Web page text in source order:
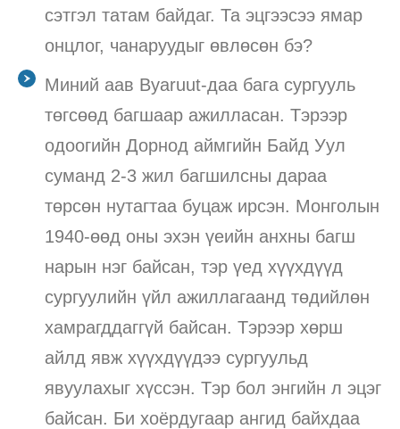
сэтгэл татам байдаг. Та эцгээсээ ямар
онцлог, чанаруудыг өвлөсөн бэ?
Миний аав Byaruut-даа бага сургууль
төгсөөд багшаар ажилласан. Тэрээр
одоогийн Дорнод аймгийн Байд Уул
суманд 2-3 жил багшилсны дараа
төрсөн нутагтаа буцаж ирсэн. Монголын
1940-өөд оны эхэн үеийн анхны багш
нарын нэг байсан, тэр үед хүүхдүүд
сургуулийн үйл ажиллагаанд төдийлөн
хамрагддаггүй байсан. Тэрээр хөрш
айлд явж хүүхдүүдээ сургуульд
явуулахыг хүссэн. Тэр бол энгийн л эцэг
байсан. Би хоёрдугаар ангид байхдаа